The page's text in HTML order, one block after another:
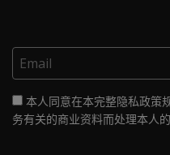
本人同意在本完整隐私政策
务有关的商业资料而处理本人